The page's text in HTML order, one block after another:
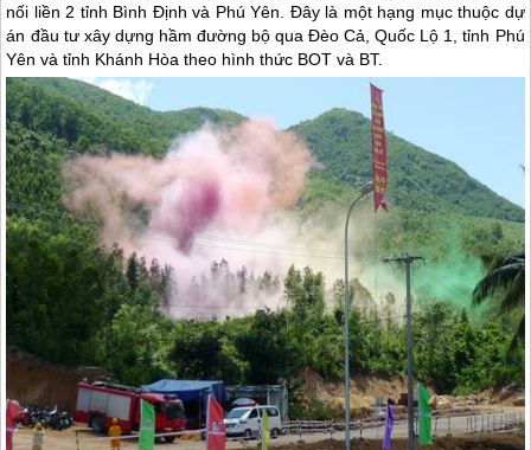
nối liền 2 tỉnh Bình Định và Phú Yên. Đây là một hạng mục thuộc dự
án đầu tư xây dựng hầm đường bộ qua Đèo Cả, Quốc Lộ 1, tỉnh Phú
Yên và tỉnh Khánh Hòa theo hình thức BOT và BT.